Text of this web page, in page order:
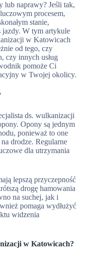
lub naprawy? Jeśli tak,
procesem,
stanie,
jazdy. W tym artykule
w Katowicach
od tego, czy
czy innych usług
pomoże Ci
w Twojej okolicy.
ds. wulkanizacji
Opony są jednym
ponieważ to one
drodze. Regularne
dla utrzymania
lepszą przyczepność
drogę hamowania
na suchej, jak i
pomaga wydłużyć
widzenia
w Katowicach?